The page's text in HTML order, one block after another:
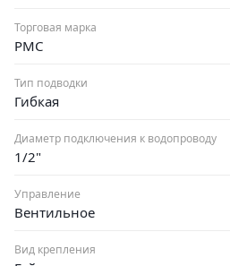
Торговая марка
РМС
Тип подводки
Гибкая
Диаметр подключения к водопроводу
1/2"
Управление
Вентильное
Вид крепления